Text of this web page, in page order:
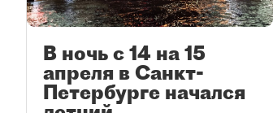
В ночь с 14 на 15
апреля в Санкт-
Петербурге начался